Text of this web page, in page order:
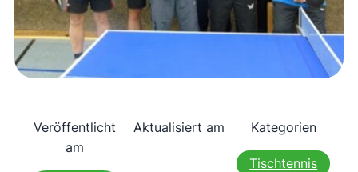
Veröffentlicht
am
Aktualisiert am Kategorien
Tischtennis